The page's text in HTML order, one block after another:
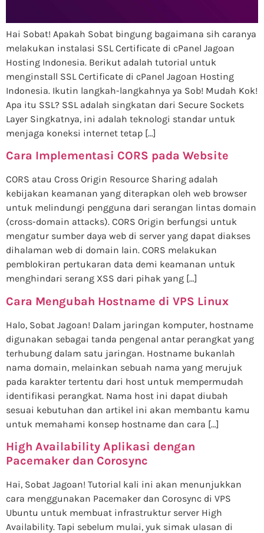
Hai Sobat! Apakah Sobat bingung bagaimana sih caranya
melakukan instalasi SSL Certificate di cPanel Jagoan
Hosting Indonesia. Berikut adalah tutorial untuk
menginstall SSL Certificate di cPanel Jagoan Hosting
Indonesia. Ikutin langkah-langkahnya ya Sob! Mudah Kok!
Apa itu SSL? SSL adalah singkatan dari Secure Sockets
Layer Singkatnya, ini adalah teknologi standar untuk
menjaga koneksi internet tetap […]
Cara Implementasi CORS pada Website
CORS atau Cross Origin Resource Sharing adalah
kebijakan keamanan yang diterapkan oleh web browser
untuk melindungi pengguna dari serangan lintas domain
(cross-domain attacks). CORS Origin berfungsi untuk
mengatur sumber daya web di server yang dapat diakses
dihalaman web di domain lain. CORS melakukan
pemblokiran pertukaran data demi keamanan untuk
menghindari serang XSS dari pihak yang […]
Cara Mengubah Hostname di VPS Linux
Halo, Sobat Jagoan! Dalam jaringan komputer, hostname
digunakan sebagai tanda pengenal antar perangkat yang
terhubung dalam satu jaringan. Hostname bukanlah
nama domain, melainkan sebuah nama yang merujuk
pada karakter tertentu dari host untuk mempermudah
identifikasi perangkat. Nama host ini dapat diubah
sesuai kebutuhan dan artikel ini akan membantu kamu
untuk memahami konsep hostname dan cara […]
High Availability Aplikasi dengan
Pacemaker dan Corosync
Hai, Sobat Jagoan! Tutorial kali ini akan menunjukkan
cara menggunakan Pacemaker dan Corosync di VPS
Ubuntu untuk membuat infrastruktur server High
Availability. Tapi sebelum mulai, yuk simak ulasan di